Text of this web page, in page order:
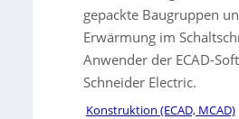
gepackte Baugruppen
Erwärmung im
Anwender der ECAD-
Schneider Electric.
Konstruktion (ECAD, MCAD)